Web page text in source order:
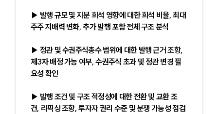
▶ 발행 규모 및 지분 희석 영향에 대한 희석 비율, 최대
주주 지배력 변화, 추가 발행 포함 전체 구조 분석
▶ 정관 및 수권주식총수 범위에 대한 발행 근거 조항,
제3자 배정 가능 여부, 수권주식 초과 및 정관 변경 필
요성 확인
▶ 발행 조건 및 구조 적정성에 대한 전환 및 교환 조
건, 리픽싱 조항, 투자자 권리 수준 및 분쟁 가능성 점검